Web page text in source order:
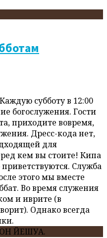
субботу в 12:00
богослужения. Гости
приходите вовремя,
Дресс-кода нет,
для
кем вы стоите! Кипа
Служба
этого мы вместе
Во время служения
и иврите (в
Однако всегда
ЙЕШУА.